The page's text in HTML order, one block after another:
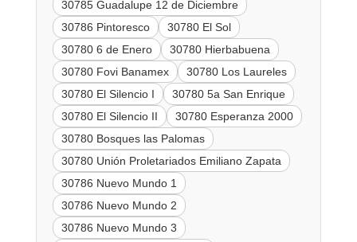
30785 Guadalupe 12 de Diciembre
30786 Pintoresco
30780 El Sol
30780 6 de Enero
30780 Hierbabuena
30780 Fovi Banamex
30780 Los Laureles
30780 El Silencio I
30780 5a San Enrique
30780 El Silencio II
30780 Esperanza 2000
30780 Bosques las Palomas
30780 Unión Proletariados Emiliano Zapata
30786 Nuevo Mundo 1
30786 Nuevo Mundo 2
30786 Nuevo Mundo 3